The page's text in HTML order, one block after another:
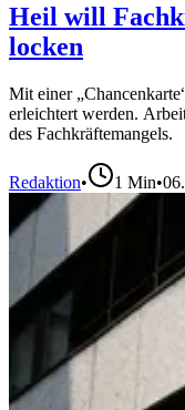
Heil will
locken
Mit einer
erleichtert werden.
des Fachkräftemangels.
Redaktion• 1 Min•